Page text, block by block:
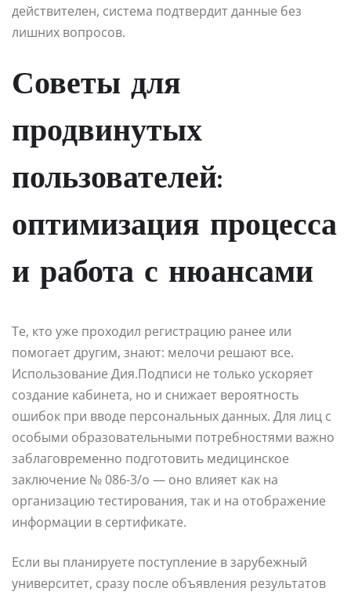
действителен, система подтвердит данные без
лишних вопросов.
Советы для
продвинутых
пользователей:
оптимизация процесса
и работа с нюансами
Те, кто уже проходил регистрацию ранее или
помогает другим, знают: мелочи решают все.
Использование Дия.Подписи не только ускоряет
создание кабинета, но и снижает вероятность
ошибок при вводе персональных данных. Для лиц с
особыми образовательными потребностями важно
заблаговременно подготовить медицинское
заключение № 086-3/о — оно влияет как на
организацию тестирования, так и на отображение
информации в сертификате.
Если вы планируете поступление в зарубежный
университет, сразу после объявления результатов